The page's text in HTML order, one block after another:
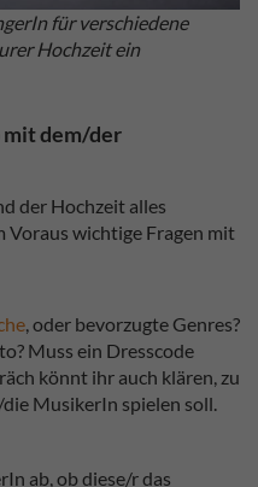
für verschiedene
Hochzeit ein
mit dem/der
der Hochzeit alles
wichtige Fragen mit
, oder bevorzugte Genres?
Muss ein Dresscode
könnt ihr auch klären, zu
MusikerIn spielen soll.
ab, ob diese/r das